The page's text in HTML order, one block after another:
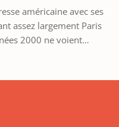
américaine avec ses
assez largement Paris
2000 ne voient…